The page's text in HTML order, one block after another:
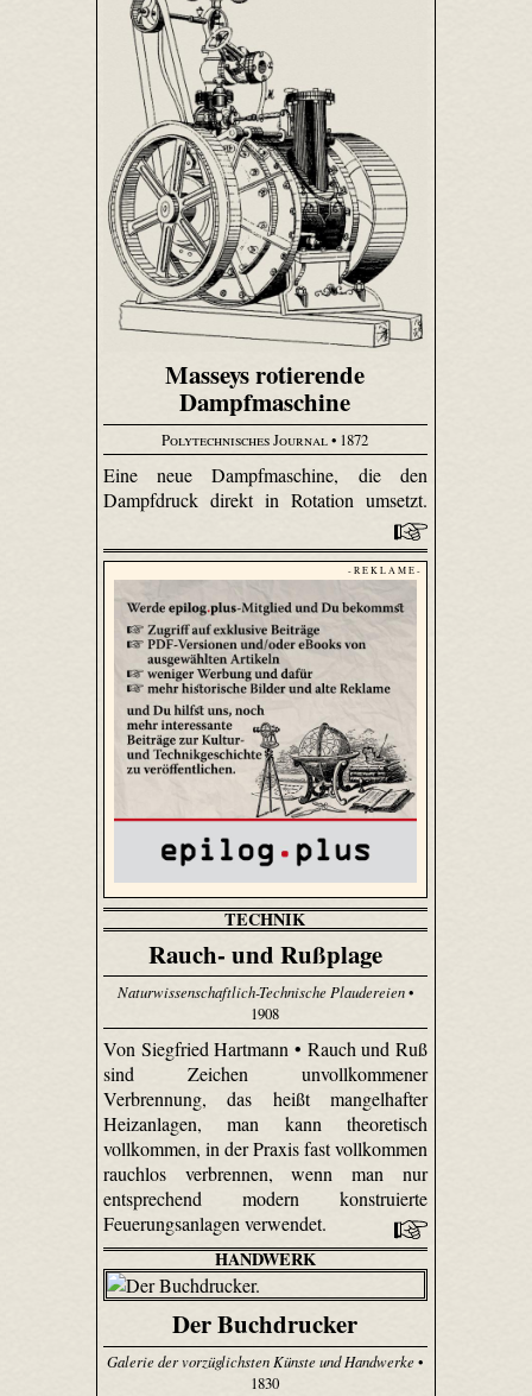
Masseys rotierende
Dampfmaschine
Polytechnisches Journal• 1872
Eine neue Dampfmaschine, die den
Dampfdruck direkt in Rotation umsetzt.
- R E K L A M E -
TECHNIK
Rauch- und Rußplage
Naturwissenschaftlich-Technische Plaudereien•
1908
Von Siegfried Hartmann • Rauch und Ruß
sind Zeichen unvollkommener
Verbrennung, das heißt mangelhafter
Heizanlagen, man kann theoretisch
vollkommen, in der Praxis fast vollkommen
rauchlos verbrennen, wenn man nur
entsprechend modern konstruierte
Feuerungsanlagen verwendet.
HANDWERK
Der Buchdrucker
Galerie der vorzüglichsten Künste und Handwerke•
1830